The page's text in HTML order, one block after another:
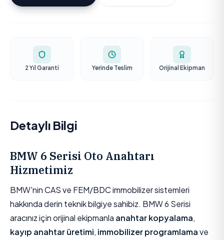
2 Yıl Garanti Yerinde Teslim Orijinal Ekipman
Detaylı Bilgi
BMW 6 Serisi Oto Anahtarı
Hizmetimiz
BMW'nin CAS ve FEM/BDC immobilizer sistemleri
hakkında derin teknik bilgiye sahibiz. BMW 6 Serisi
aracınız için orijinal ekipmanla anahtar kopyalama,
kayıp anahtar üretimi, immobilizer programlamave